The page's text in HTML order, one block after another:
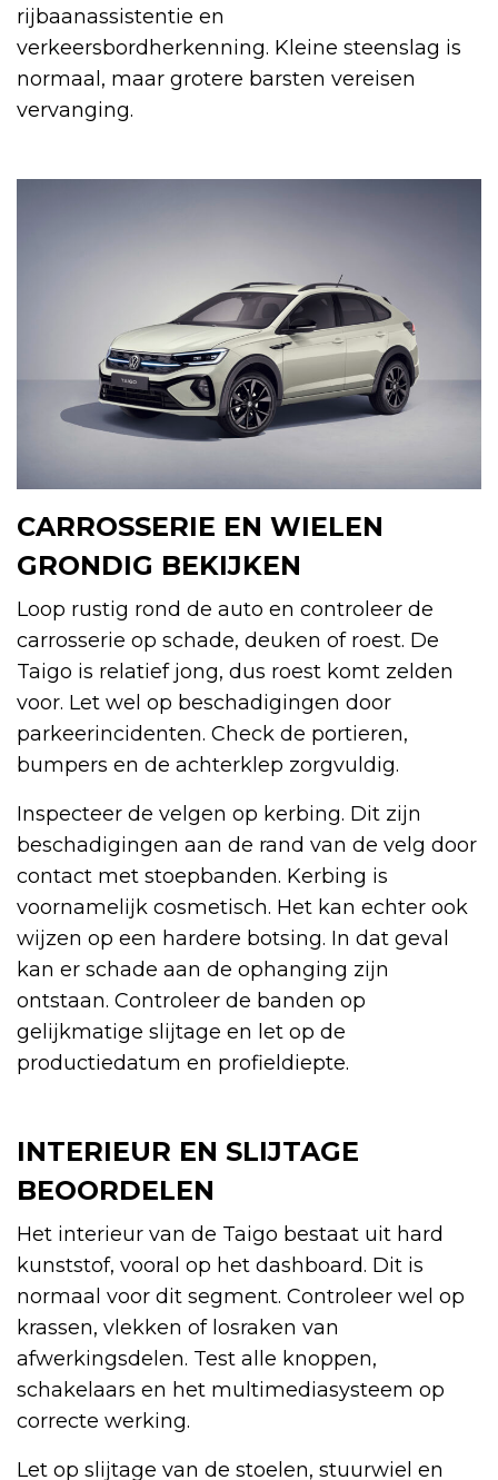
rijbaanassistentie en
verkeersbordherkenning. Kleine steenslag is
normaal, maar grotere barsten vereisen
vervanging.
CARROSSERIE EN WIELEN
GRONDIG BEKIJKEN
Loop rustig rond de auto en controleer de
carrosserie op schade, deuken of roest. De
Taigo is relatief jong, dus roest komt zelden
voor. Let wel op beschadigingen door
parkeerincidenten. Check de portieren,
bumpers en de achterklep zorgvuldig.
Inspecteer de velgen op kerbing. Dit zijn
beschadigingen aan de rand van de velg door
contact met stoepbanden. Kerbing is
voornamelijk cosmetisch. Het kan echter ook
wijzen op een hardere botsing. In dat geval
kan er schade aan de ophanging zijn
ontstaan. Controleer de banden op
gelijkmatige slijtage en let op de
productiedatum en profieldiepte.
INTERIEUR EN SLIJTAGE
BEOORDELEN
Het interieur van de Taigo bestaat uit hard
kunststof, vooral op het dashboard. Dit is
normaal voor dit segment. Controleer wel op
krassen, vlekken of losraken van
afwerkingsdelen. Test alle knoppen,
schakelaars en het multimediasysteem op
correcte werking.
Let op slijtage van de stoelen, stuurwiel en